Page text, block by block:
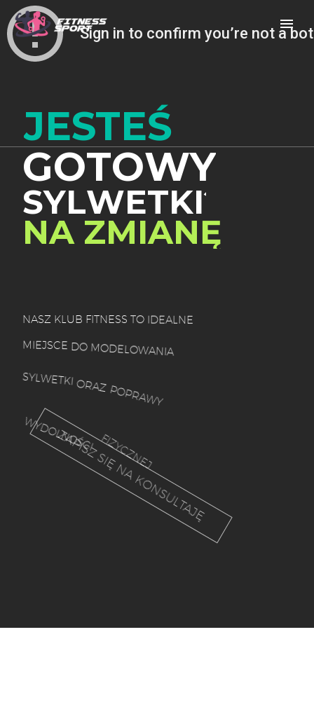
GOTOWY
JESTEŚ
SYLWETKI?
NA ZMIANĘ
NASZ KL UB FITNESS TO IDEAL NE
MIEJSCE DO MODEL OW
CI FI ZYCZNE
ZAPISZ SIĘ NA KONSULTAJĘ